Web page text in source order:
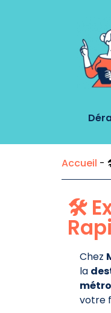
Accueil -
🛠️
Chez
la
votre